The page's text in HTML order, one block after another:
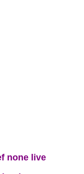
none live